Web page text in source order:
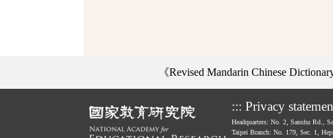
《Revised Mandarin Chinese
::: Privacy
Headquarters: No. 2, Sanshu Rd.,
Taipei Branch: No. 179, Sec. 1,